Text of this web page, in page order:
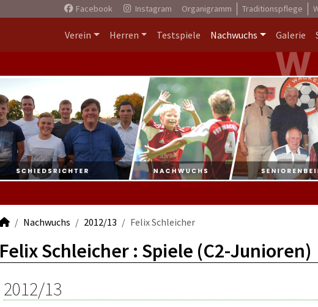
Facebook Instagram Organigramm Traditionspflege
Verein Herren Testspiele Nachwuchs Galerie
Nachwuchs 2012/13 Felix Schleicher
Felix Schleicher : Spiele (C2-Junioren)
2012/13